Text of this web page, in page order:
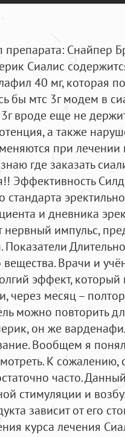
Снайпер
Сиалис
40 мг, которая
бы мтс 3г модем в
вроде еще не
а также
при лечении
где заказать
Эффективность
и дневника
нервный импульс,
вещества. Врачи и
эффект,
через месяц –
можно повторить
он же
Вообщем я
К сожалению,
часто.
стимуляции и
зависит от его
курса лечения